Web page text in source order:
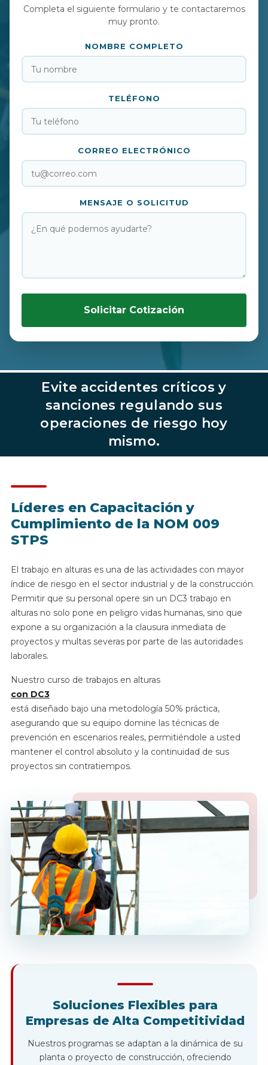
Completa el siguiente formulario y te contactaremos
muy pronto.
NOMBRE COMPLETO
TELÉFONO
CORREO ELECTRÓNICO
MENSAJE O SOLICITUD
Solicitar Cotización
Evite accidentes críticos y
sanciones regulando sus
operaciones de riesgo hoy
mismo.
Líderes en Capacitación y
Cumplimiento de la NOM 009
STPS
El trabajo en alturas es una de las actividades con mayor
índice de riesgo en el sector industrial y de la construcción.
Permitir que su personal opere sin un DC3 trabajo en
alturas no solo pone en peligro vidas humanas, sino que
expone a su organización a la clausura inmediata de
proyectos y multas severas por parte de las autoridades
laborales.
Nuestro curso de trabajos en alturas
con DC3
está diseñado bajo una metodología 50% práctica,
asegurando que su equipo domine las técnicas de
prevención en escenarios reales, permitiéndole a usted
mantener el control absoluto y la continuidad de sus
proyectos sin contratiempos.
Soluciones Flexibles para
Empresas de Alta Competitividad
Nuestros programas se adaptan a la dinámica de su
planta o proyecto de construcción, ofreciendo